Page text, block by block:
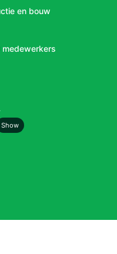
en bouw
Show